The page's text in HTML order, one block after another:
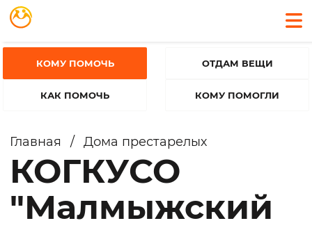
КОМУ ПОМОЧЬ
КАК ПОМОЧЬ
ОТДАМ ВЕЩИ
КОМУ ПОМОГЛИ
Главная / Дома престарелых
КОГКУСО
"Малмыжский